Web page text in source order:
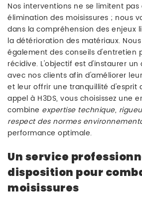
Nos interventions ne se limitent pas
élimination des moisissures ; nous
dans la compréhension des enjeux
la détérioration des matériaux.
également des conseils d'entretien
récidive. L'objectif est d'instaurer
avec nos clients afin d'améliorer
et leur offrir une tranquillité d'esprit
appel à H3DS, vous choisissez une
combine expertise technique,
respect des normes
performance optimale.
Un service
disposition pour
moisissures